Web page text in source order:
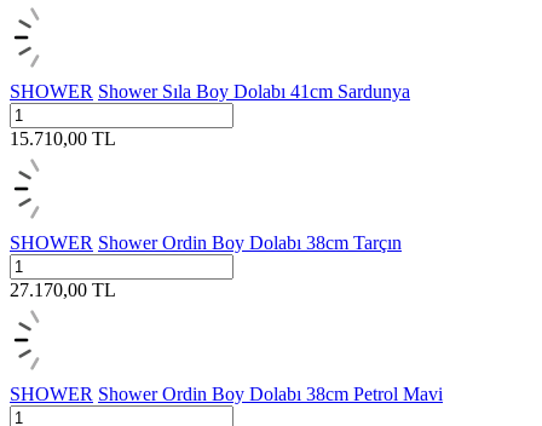
SHOWER Shower Sıla Boy Dolabı 41cm Sardunya
15.710,00 TL
SHOWER Shower Ordin Boy Dolabı 38cm Tarçın
27.170,00 TL
SHOWER Shower Ordin Boy Dolabı 38cm Petrol Mavi